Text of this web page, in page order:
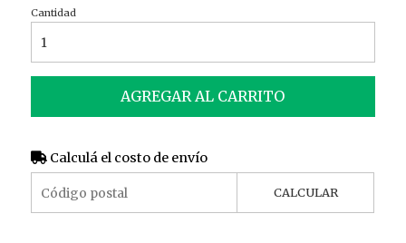
Cantidad
AGREGAR AL CARRITO
Calculá el costo de envío
CALCULAR